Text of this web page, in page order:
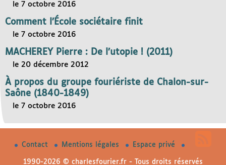
le 7 octobre 2016
Comment l’École sociétaire finit
le 7 octobre 2016
MACHEREY Pierre : De l’utopie ! (2011)
le 20 décembre 2012
À propos du groupe fouriériste de Chalon-sur-
Saône (1840-1849)
le 7 octobre 2016
Contact Mentions légales Espace privé
1990-2026 © charlesfourier.fr - Tous droits réservés